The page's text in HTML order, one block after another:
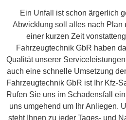
Ein Unfall ist schon ärgerlich
Abwicklung soll alles nach Plan
einer kurzen Zeit
Fahrzeugtechnik GbR haben
Qualität unserer
auch eine schnelle Umsetzung
Fahrzeugtechnik GbR ist Ihr Kfz-
Rufen Sie uns im Schadensfall
uns umgehend um Ihr Anliegen.
steht Ihnen zu jeder Tages- und